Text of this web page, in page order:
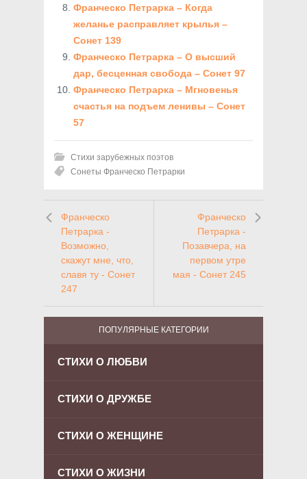
Франческо Петрарка – Когда
желанье расправляет крылья –
Сонет 139
Франческо Петрарка – О высший
дар, бесценная свобода – Сонет 97
Франческо Петрарка – Мгновенья
счастья на подъем ленивы – Сонет
57
Стихи зарубежных поэтов
Сонеты Франческо Петрарки
Франческо
Петрарка -
Возможно,
скажут мне, что,
славя ту - Сонет
247
Франческо
Петрарка -
Позавчера, на
первом утре
мая - Сонет 245
ПОПУЛЯРНЫЕ КАТЕГОРИИ
СТИХИ О ЛЮБВИ
СТИХИ О ДРУЖБЕ
СТИХИ О ЖЕНЩИНЕ
СТИХИ О ЖИЗНИ